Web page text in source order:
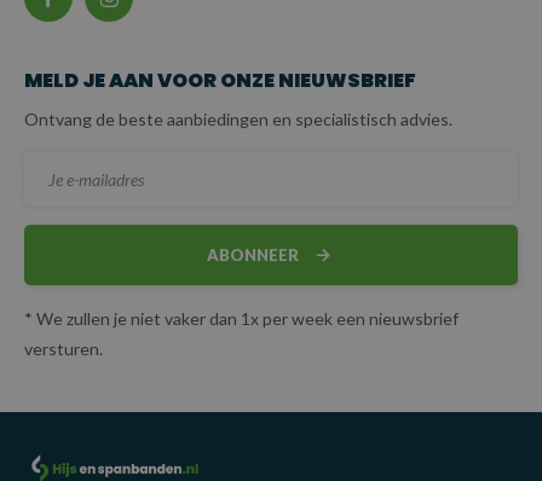
MELD JE AAN VOOR ONZE NIEUWSBRIEF
Ontvang de beste aanbiedingen en specialistisch advies.
ABONNEER
* We zullen je niet vaker dan 1x per week een nieuwsbrief
versturen.